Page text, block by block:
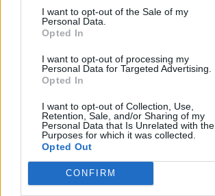
I want to opt-out of the Sale of my
Personal Data.
Opted In
I want to opt-out of processing my
Personal Data for Targeted Advertising.
Opted In
I want to opt-out of Collection, Use,
Retention, Sale, and/or Sharing of my
Personal Data that Is Unrelated with the
Purposes for which it was collected.
Opted Out
CONFIRM
LATEST NEWS